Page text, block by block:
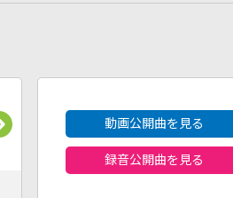
動画公開曲を見る
録音公開曲を見る